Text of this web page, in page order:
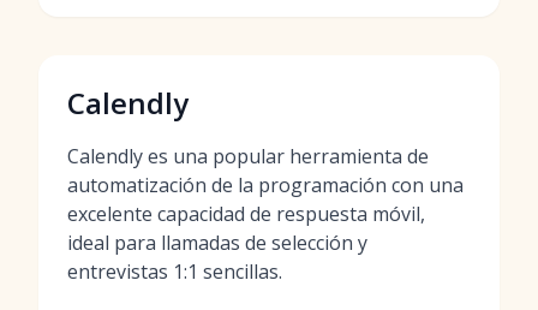
Calendly
Calendly es una popular herramienta de
automatización de la programación con una
excelente capacidad de respuesta móvil,
ideal para llamadas de selección y
entrevistas 1:1 sencillas.